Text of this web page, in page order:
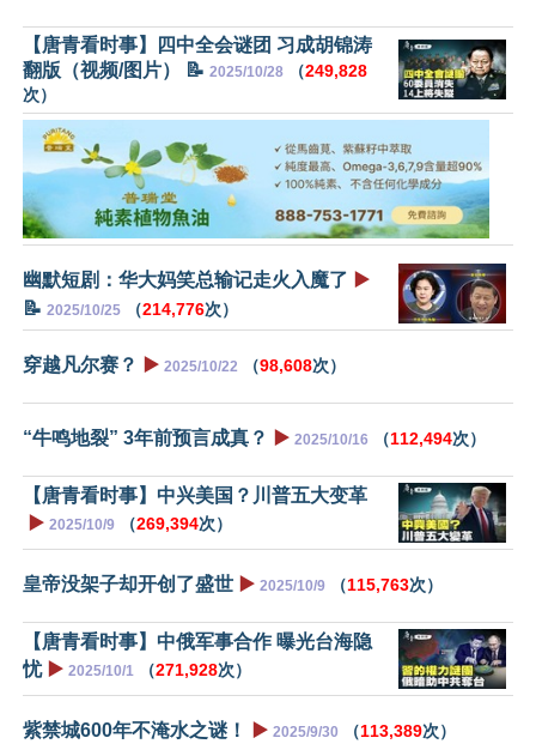
【唐青看时事】四中全会谜团 习成胡锦涛
翻版（视频/图片） 📝 2025/10/28 （249,828
次）
幽默短剧：华大妈笑总输记走火入魔了 ▶️
📝 2025/10/25 （214,776次）
穿越凡尔赛？ ▶️ 2025/10/22 （98,608次）
“牛鸣地裂” 3年前预言成真？ ▶️ 2025/10/16 （112,494次）
【唐青看时事】中兴美国？川普五大变革
▶️ 2025/10/9 （269,394次）
皇帝没架子却开创了盛世 ▶️ 2025/10/9 （115,763次）
【唐青看时事】中俄军事合作 曝光台海隐
忧 ▶️ 2025/10/1 （271,928次）
紫禁城600年不淹水之谜！ ▶️ 2025/9/30 （113,389次）